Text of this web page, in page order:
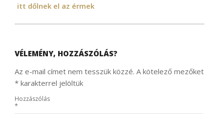
itt dőlnek el az érmek
VÉLEMÉNY, HOZZÁSZÓLÁS?
Az e-mail címet nem tesszük közzé. A kötelező mezőket
* karakterrel jelöltük
Hozzászólás
*